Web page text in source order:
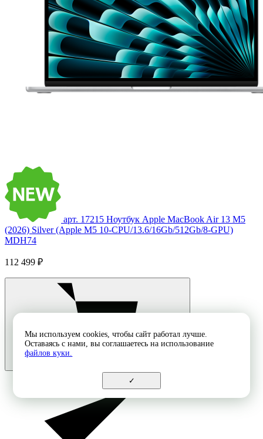
арт. 17215 Ноутбук Apple MacBook Air 13 M5
(2026) Silver (Apple M5 10-CPU/13.6/16Gb/512Gb/8-GPU)
MDH74
112 499 ₽
Мы используем cookies, чтобы сайт работал лучше.
Оставаясь с нами, вы соглашаетесь на использование
файлов куки.
✓